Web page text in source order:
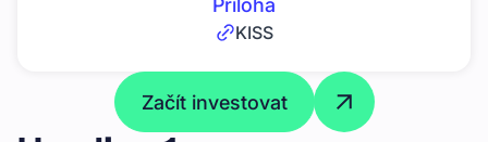
Příloha
KISS
Začít investovat